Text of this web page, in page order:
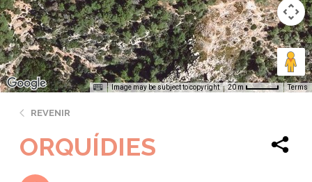
Image may be subject to copyright 20 m Terms
REVENIR
ORQUÍDIES